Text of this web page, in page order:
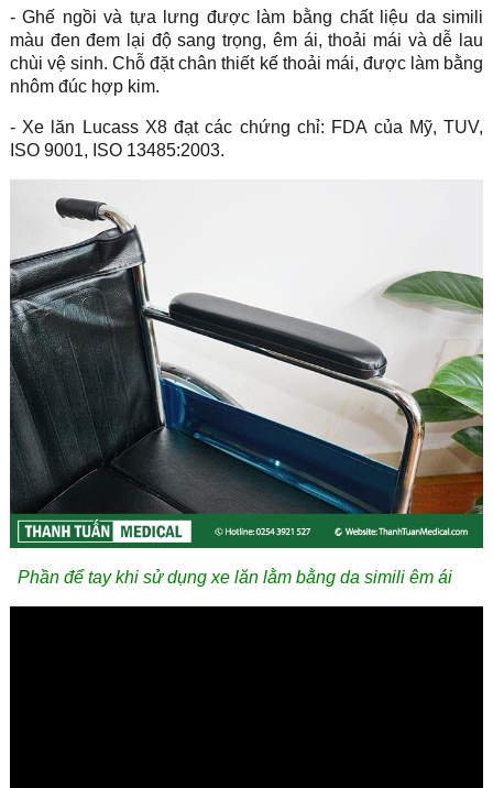
- Ghế ngồi và tựa lưng được làm bằng chất liệu da simili
màu đen đem lại độ sang trọng, êm ái, thoải mái và dễ lau
chùi vệ sinh. Chỗ đặt chân thiết kế thoải mái, được làm bằng
nhôm đúc hợp kim.
- Xe lăn Lucass X8 đạt các chứng chỉ: FDA của Mỹ, TUV,
ISO 9001, ISO 13485:2003.
Phần để tay khi sử dụng xe lăn lằm bằng da simili êm ái